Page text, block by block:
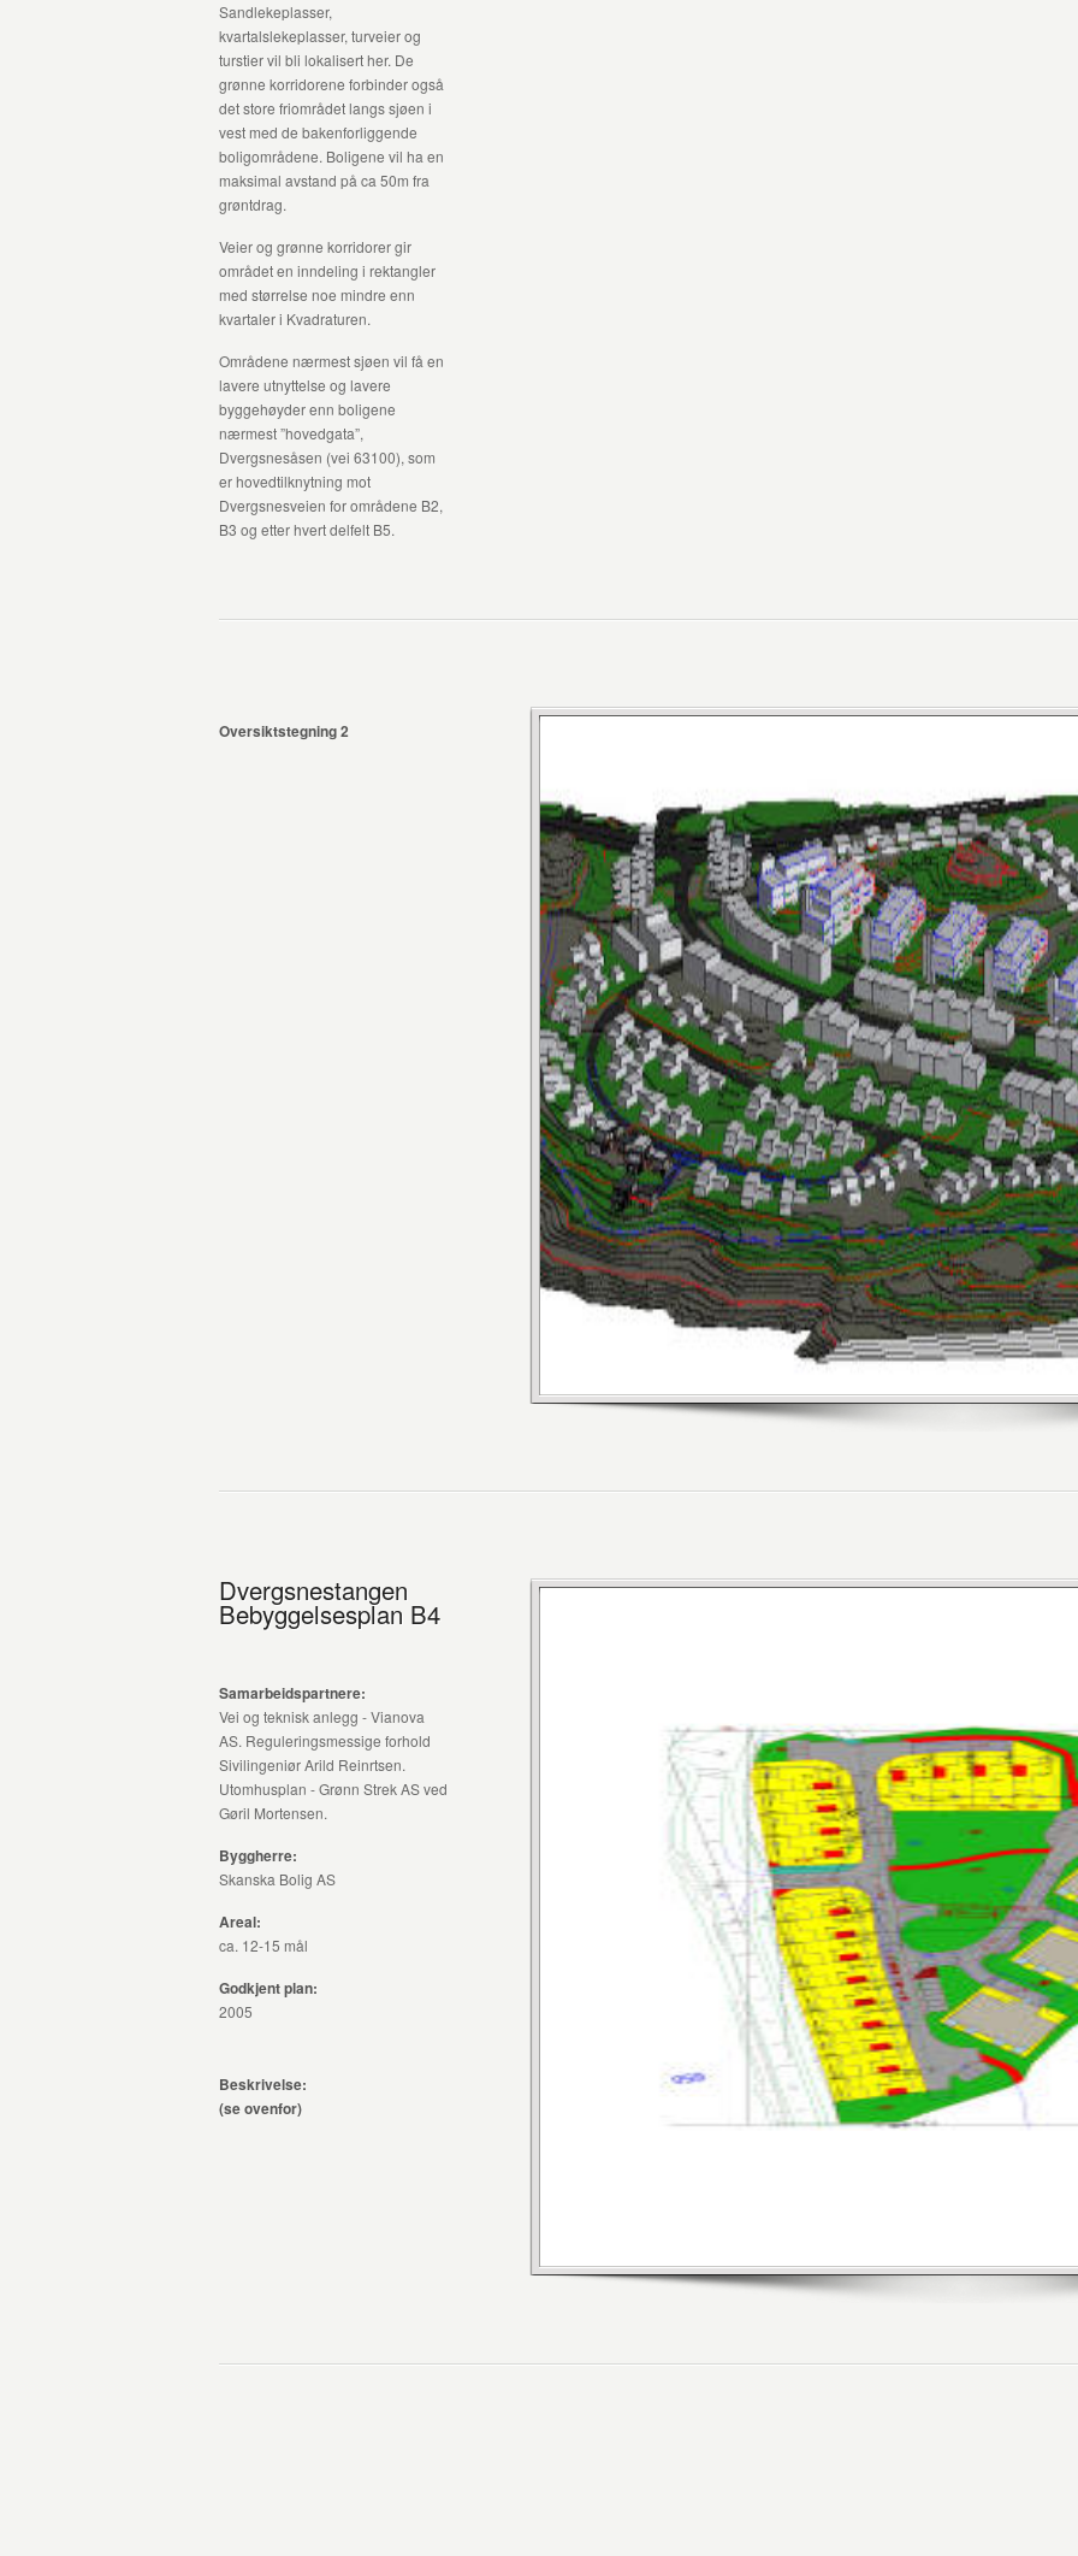
Sandlekeplasser,
kvartalslekeplasser, turveier og
turstier vil bli lokalisert her. De
grønne korridorene forbinder også
det store friområdet langs sjøen i
vest med de bakenforliggende
boligområdene. Boligene vil ha en
maksimal avstand på ca 50m fra
grøntdrag.
Veier og grønne korridorer gir
området en inndeling i rektangler
med størrelse noe mindre enn
kvartaler i Kvadraturen.
Områdene nærmest sjøen vil få en
lavere utnyttelse og lavere
byggehøyder enn boligene
nærmest ”hovedgata”,
Dvergsnesåsen (vei 63100), som
er hovedtilknytning mot
Dvergsnesveien for områdene B2,
B3 og etter hvert delfelt B5.
Oversiktstegning2
Dvergsnestangen
Bebyggelsesplan B4
Samarbeidspartnere:
Vei og teknisk anlegg - Vianova
AS. Reguleringsmessige forhold
Sivilingeniør Arild Reinrtsen.
Utomhusplan - Grønn Strek AS ved
Gøril Mortensen.
Byggherre:
Skanska Bolig AS
Areal:
ca. 12-15 mål
Godkjent plan:
2005
Beskrivelse:
(se ovenfor)